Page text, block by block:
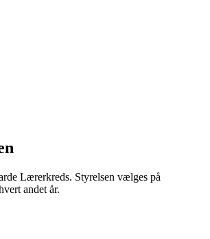
Lærerkreds. Styrelsen vælges på
andet år.